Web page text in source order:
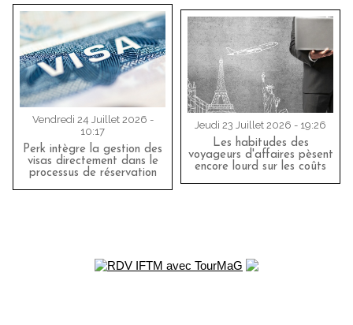
Vendredi 24 Juillet 2026 -
10:17
Perk intègre la gestion des
visas directement dans le
processus de réservation
Jeudi 23 Juillet 2026 - 19:26
Les habitudes des
voyageurs d'affaires pèsent
encore lourd sur les coûts